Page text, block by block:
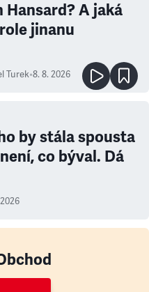
Hansard? A jaká
jinanu
Turek•8. 8. 2026
by stála spousta
co býval. Dá